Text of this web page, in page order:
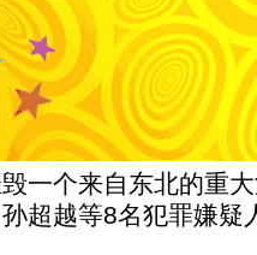
一个来自东北的重
超越等8名犯罪嫌疑